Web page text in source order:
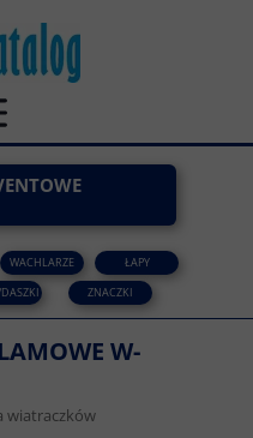
ZNACZKI
ŁAPY
WACHLARZE
wiatraczków
W-